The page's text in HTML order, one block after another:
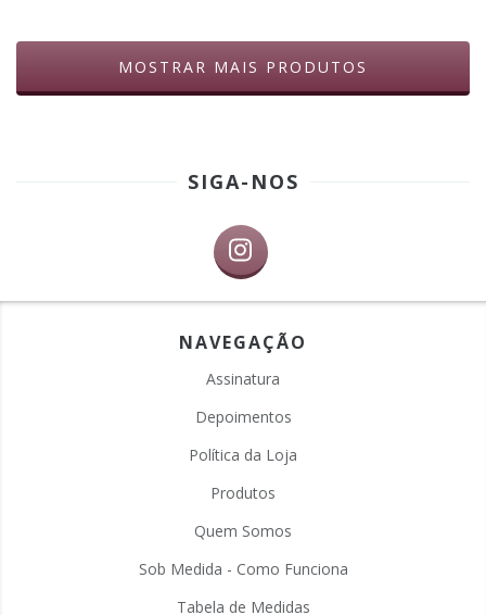
MOSTRAR MAIS PRODUTOS
SIGA-NOS
NAVEGAÇÃO
Assinatura
Depoimentos
Política da Loja
Produtos
Quem Somos
Sob Medida - Como Funciona
Tabela de Medidas